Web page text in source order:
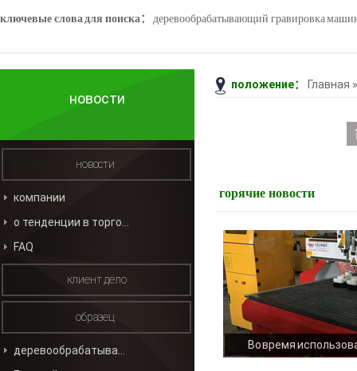
ключевые слова для поиска： деревообрабатывающий гравировка
положение： Главная
горячие новости
Во время
новости
новости
компании
FAQ
клиент дело
образец